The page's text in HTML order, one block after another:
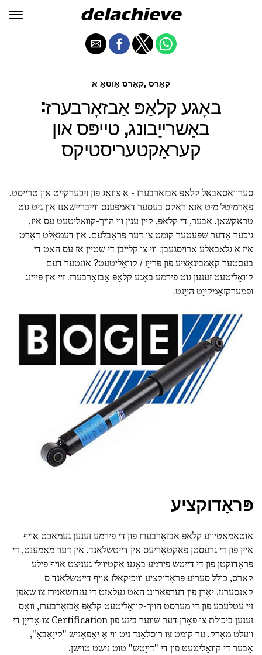
קאַרס אַוטאָ א, קאַרס
באָגע קלאַפּ אַבזאָרבערז:
באַשרייַבונג, טייפּס און
קעראַקטעריסטיקס
סערוואַסאַבאַל קלאַפּ אַבזאָרבערז - אַ צוזאָג פון זיכערקייַט און טרייסט.
פאָרמיטל מיט אַזאַ ראַקס בעסער דאַמפּענס ווייבריישאַנז און גיט גוט
טראַקשאַן. אָבער, די קלאַפּ, קיין ענין ווי הויך-קוואַליטעט עס איז,
גיכער אָדער שפּעטער קומט צו דער פּראָבלעם. און דעמאָלט דאָרט
איז אַ גלאבאלע אַרויסגעבן: ווי צו קלייַבן די שטיין אַז עס האט די
בעסטער קאָמבינאַציע פון פּרייַז / קוואַליטעט? אונטער דעם
קוואַליטעט זענען גוט פירמע באָגע קלאַפּ אַבזאָרבערז. זיי און פּייינג
ופמערקזאַמקייַט הייַנט.
פּראָדוקציע
אַוטאָמאָטיווע קלאַפּ אַבזאָרבערז פון די פירמע זענען געמאכט אויף
איין פון די גרעסטן פאַקטאָריעס אין דייטשלאנד. אין דער מאָמענט, די
פּראָדוקטן פון די דייַטש פירמע באָגע אַקטיוולי געניצט אויף פילע
קאַרס, כולל סעריע פּראָדוקציע וויכיקאַלז אויף דייטשלאנד ס
קאַנסערנז. יאָרן פון דערפאַרונג האט געלאזט די ענדזשאַנירז צו שאַפֿן
זיי עטלעכע פון די מערסט הויך-קוואַליטעט קלאַפּ אַבזאָרבערז, וואָס
זענען ביכולת צו פאָרן דער שווער בינע פון Certification צו אַרייַן די
וועלט מאַרק. ער קומט צו רוסלאַנד ניט ווי אַ יאַפּאַניש "קייַאַבאַ",
אָבער די קוואַליטעט פון די "דייַטש" טוט נישט טוישן.